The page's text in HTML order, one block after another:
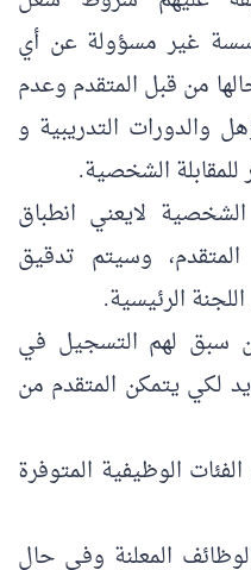
غير مسؤولة عن أي
من قبل المتقدم وعدم
والدورات التدريبية و
الشخصية.
الشخصية لايعني انطباق
وسيتم تدقيق
الرئيسية.
سبق لهم التسجيل في
لكي يتمكن المتقدم من
الوظيفية المتوفرة
المعلنة وفي حال